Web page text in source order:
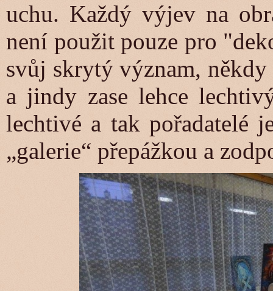
uchu. Každý výjev na
není použit pouze pro
svůj skrytý význam,
a jindy zase lehce
lechtivé a tak pořadatelé
„galerie“ přepážkou a